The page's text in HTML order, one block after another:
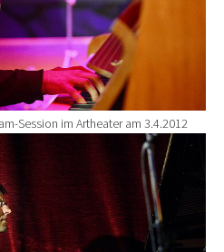
Session im Artheater am 3.4.2012